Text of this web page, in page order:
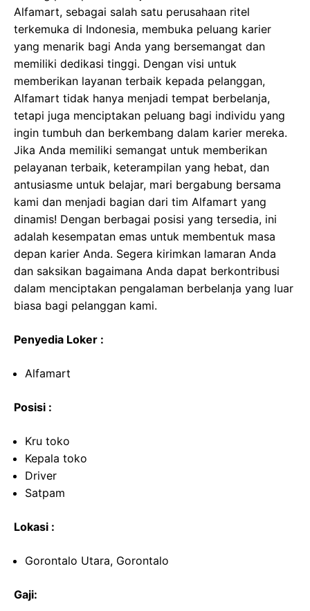
Alfamart, sebagai salah satu perusahaan ritel
terkemuka di Indonesia, membuka peluang karier
yang menarik bagi Anda yang bersemangat dan
memiliki dedikasi tinggi. Dengan visi untuk
memberikan layanan terbaik kepada pelanggan,
Alfamart tidak hanya menjadi tempat berbelanja,
tetapi juga menciptakan peluang bagi individu yang
ingin tumbuh dan berkembang dalam karier mereka.
Jika Anda memiliki semangat untuk memberikan
pelayanan terbaik, keterampilan yang hebat, dan
antusiasme untuk belajar, mari bergabung bersama
kami dan menjadi bagian dari tim Alfamart yang
dinamis! Dengan berbagai posisi yang tersedia, ini
adalah kesempatan emas untuk membentuk masa
depan karier Anda. Segera kirimkan lamaran Anda
dan saksikan bagaimana Anda dapat berkontribusi
dalam menciptakan pengalaman berbelanja yang luar
biasa bagi pelanggan kami.
Penyedia Loker :
Alfamart
Posisi :
Kru toko
Kepala toko
Driver
Satpam
Lokasi :
Gorontalo Utara, Gorontalo
Gaji: